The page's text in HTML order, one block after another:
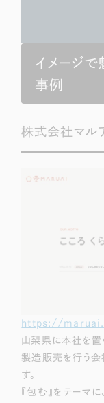
イメージ
事例
株式会社マル
https://
山梨県に本社を置
製造販売を行う会
す。
『包む』をテーマ